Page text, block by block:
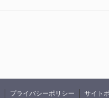
プライバシーポリシー サイト